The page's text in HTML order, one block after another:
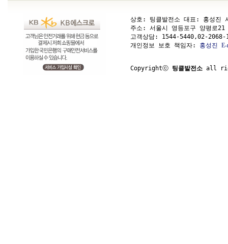
상호: 팅클발전소 대표: 홍성
주소: 서울시 영등포구 양평
고객상담: 1544-5440,02-
개인정보 보호 책임자: 홍성진
Copyrightⓒ 팅클발전소 all